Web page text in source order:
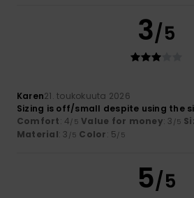
3/5
Karen21. toukokuuta 2026
Sizing is off/small despite using the
Comfort: 4/5 Value for money: 3 /5
Material: 3 /5 Color: 5/5
5/5